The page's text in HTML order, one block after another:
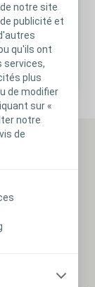
notre site
publicité et
qu'ils ont
services,
plus
de modifier
sur «
notre
de
of
refresh your
Urinary